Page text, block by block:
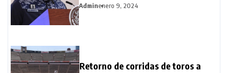
aumentará flota de aeronaves y
Adminenero 9, 2024
Retorno de corridas de toros a